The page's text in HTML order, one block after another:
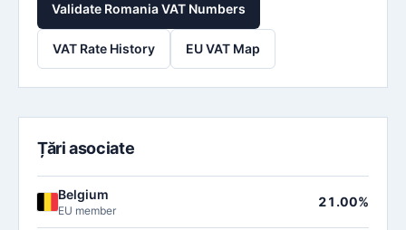
Validate Romania VAT Numbers
VAT Rate History EU VAT Map
Țări asociate
Belgium
EU member
21.00%